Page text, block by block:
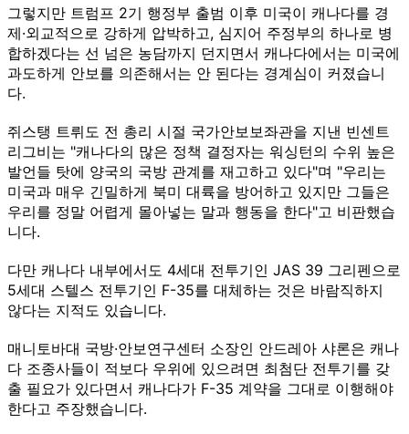
그렇지만 트럼프 2기 행정부 출범 이후 미국이 캐나다를 경
제·외교적으로 강하게 압박하고, 심지어 주정부의 하나로 병
합하겠다는 선 넘은 농담까지 던지면서 캐나다에서는 미국에
과도하게 안보를 의존해서는 안 된다는 경계심이 커졌습니
다.
쥐스탱 트뤼도 전 총리 시절 국가안보보좌관을 지낸 빈센트
리그비는 "캐나다의 많은 정책 결정자는 워싱턴의 수위 높은
발언들 탓에 양국의 국방 관계를 재고하고 있다"며 "우리는
미국과 매우 긴밀하게 북미 대륙을 방어하고 있지만 그들은
우리를 정말 어렵게 몰아넣는 말과 행동을 한다"고 비판했습
니다.
다만 캐나다 내부에서도 4세대 전투기인 JAS 39 그리펜으로
5세대 스텔스 전투기인 F-35를 대체하는 것은 바람직하지
않다는 지적도 있습니다.
매니토바대 국방·안보연구센터 소장인 안드레아 샤론은 캐나
다 조종사들이 적보다 우위에 있으려면 최첨단 전투기를 갖
출 필요가 있다면서 캐나다가 F-35 계약을 그대로 이행해야
한다고 주장했습니다.